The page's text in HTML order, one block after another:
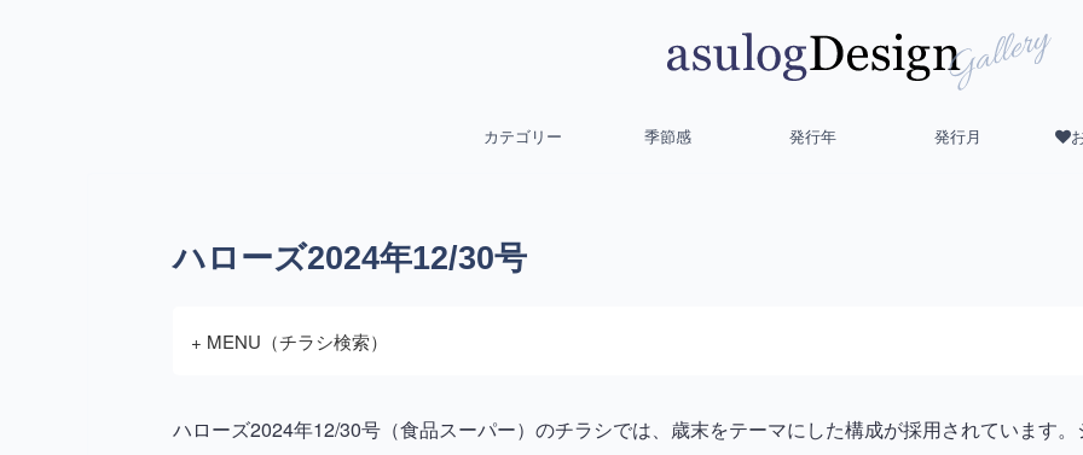
カテゴリー 季節感 発行年 発行月
ハローズ2024年12/30号
+ MENU（チラシ検索）
ハローズ2024年12/30号（食品スーパー）のチラシでは、歳末をテーマにした構成が採用されています